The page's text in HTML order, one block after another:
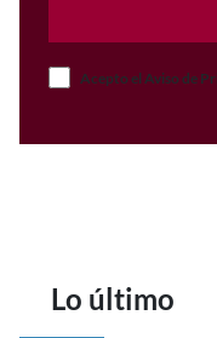
Acepto el Aviso de
Lo último